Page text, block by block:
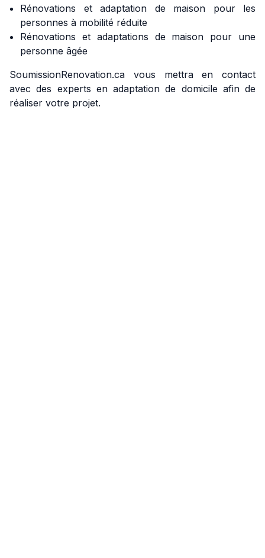
Rénovations et adaptation de maison pour les
personnes à mobilité réduite
Rénovations et adaptations de maison pour une
personne âgée
SoumissionRenovation.ca vous mettra en contact
avec des experts en adaptation de domicile afin de
réaliser votre projet.